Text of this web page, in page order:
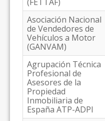
Asociación Nacional
de Vendedores de
Vehículos a Motor
(GANVAM)
Agrupación Técnica
Profesional de
Asesores de la
Propiedad
Inmobiliaria de
España ATP-ADPI